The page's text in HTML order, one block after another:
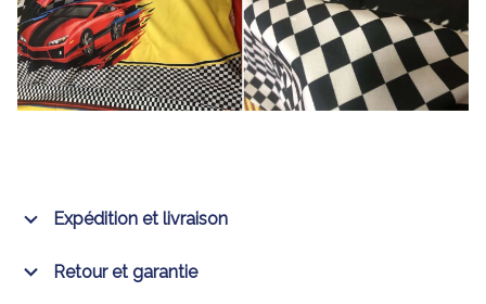
Expédition et livraison
Retour et garantie